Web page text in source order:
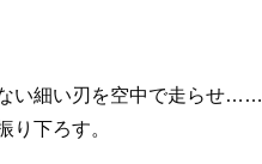
い細い刃を空中で走らせ……
下ろす。